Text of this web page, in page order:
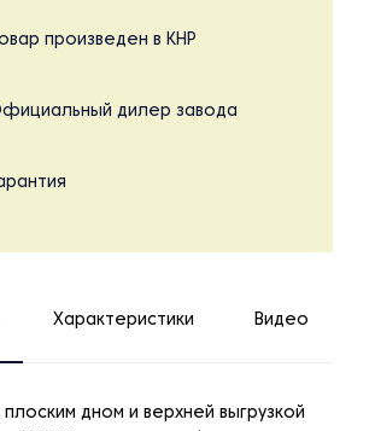
произведен в КНР
дилер завода
Характеристики Видео
дном и верхней выгрузкой